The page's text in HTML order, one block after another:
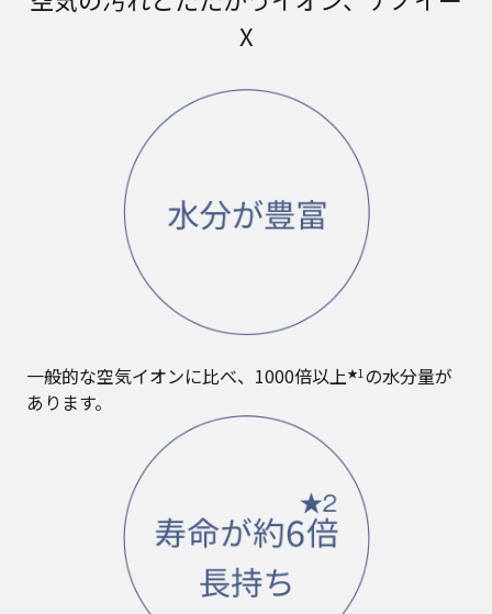
X
一般的な空気イオンに比べ、1000倍以上★1の水分量が
あります。